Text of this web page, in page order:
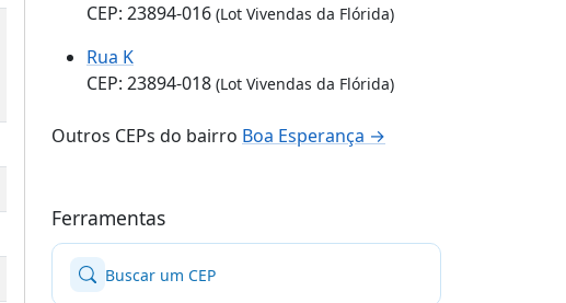
CEP: 23894-016 (Lot Vivendas da Flórida)
Rua K
CEP: 23894-018 (Lot Vivendas da Flórida)
Outros CEPs do bairro Boa Esperança →
Ferramentas
Buscar um CEP